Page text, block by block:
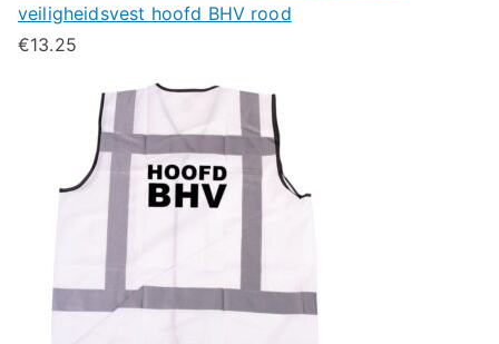
veiligheidsvest hoofd BHV rood
€13.25